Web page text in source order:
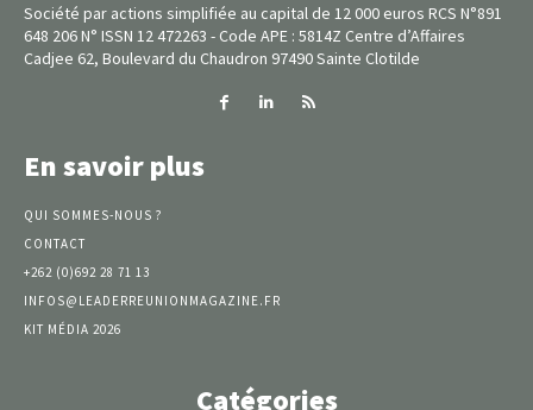
Société par actions simplifiée au capital de 12 000 euros RCS N°891
648 206 N° ISSN 12 472263 - Code APE : 5814Z Centre d’Affaires
Cadjee 62, Boulevard du Chaudron 97490 Sainte Clotilde
En savoir plus
QUI SOMMES-NOUS ?
CONTACT
+262 (0)692 28 71 13
INFOS@LEADERREUNIONMAGAZINE.FR
KIT MÉDIA 2026
Catégories